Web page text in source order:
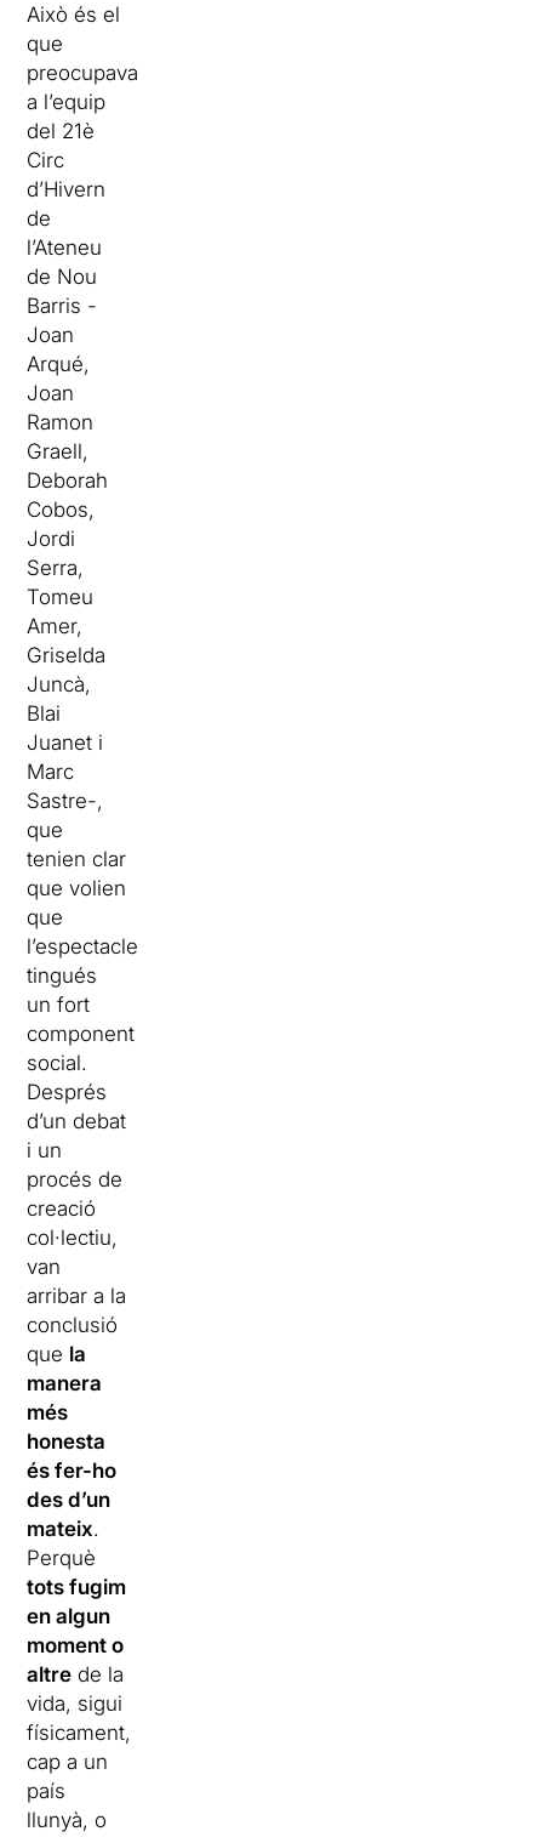
Això és el
que
preocupava
a l’equip
del 21è
Circ
d’Hivern
de
l’Ateneu
de Nou
Barris -
Joan
Arqué,
Joan
Ramon
Graell,
Deborah
Cobos,
Jordi
Serra,
Tomeu
Amer,
Griselda
Juncà,
Blai
Juanet i
Marc
Sastre-,
que
tenien clar
que volien
que
l’espectacle
tingués
un fort
component
social.
Després
d’un debat
i un
procés de
creació
col·lectiu,
van
arribar a la
conclusió
que la
manera
més
honesta
és fer-ho
des d’un
mateix.
Perquè
tots fugim
en algun
moment o
altre de la
vida, sigui
físicament,
cap a un
país
llunyà, o